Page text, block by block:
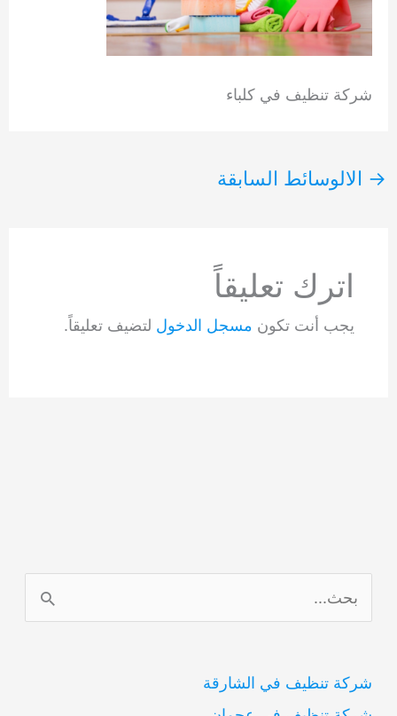
شركة تنظيف في كلباء
→ الالوسائط السابقة
اترك تعليقاً
يجب أنت تكون مسجل الدخول لتضيف تعليقاً.
ل
ح
شركة تنظيف في الشارقة